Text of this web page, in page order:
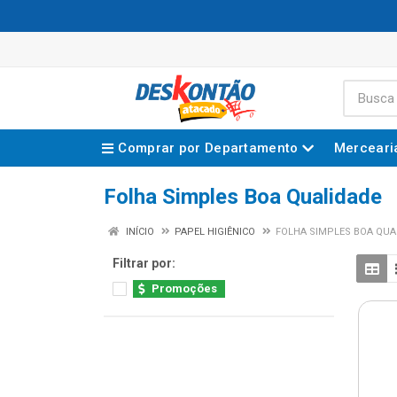
Comprar por Departamento
Folha Simples Boa Qualidade
INÍCIO PAPEL HIGIÊNICO FOLHA SIMPLES BOA
Filtrar por:
Promoções